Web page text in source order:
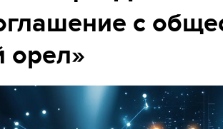
с
орел»